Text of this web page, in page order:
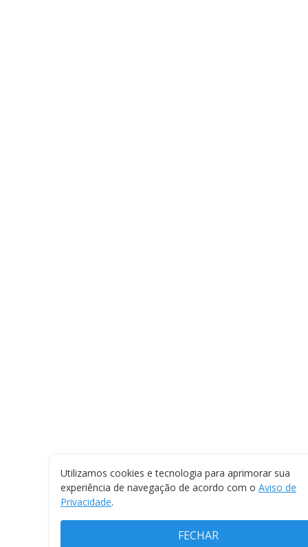
Utilizamos cookies e tecnologia para aprimorar sua
experiência de navegação de acordo com o Aviso de
Privacidade.
FECHAR